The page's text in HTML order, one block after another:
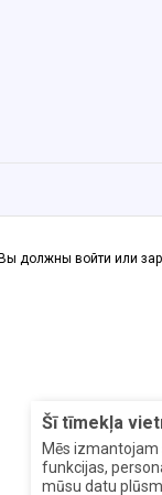
Šī tīmekļa
Mēs
funkcijas,
mūsu datu
должны войти или